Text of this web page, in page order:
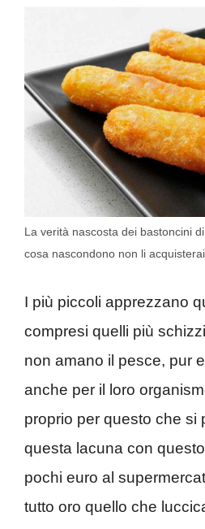
La verità nascosta dei bastoncini
cosa nascondono non li
I più piccoli apprezzano
compresi quelli più
non amano il pesce, pur
anche per il loro
proprio per questo che si
questa lacuna con
pochi euro al
tutto oro quello che